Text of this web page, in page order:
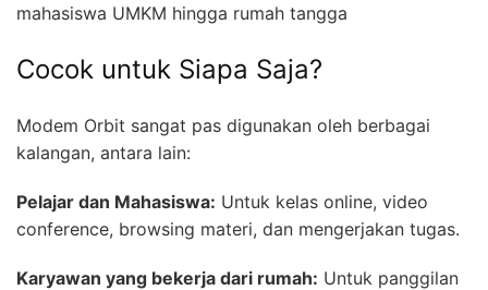
mahasiswa UMKM hingga rumah tangga
Cocok untuk Siapa Saja?
Modem Orbit sangat pas digunakan oleh berbagai
kalangan, antara lain:
Pelajar dan Mahasiswa: Untuk kelas online, video
conference, browsing materi, dan mengerjakan tugas.
Karyawan yang bekerja dari rumah: Untuk panggilan